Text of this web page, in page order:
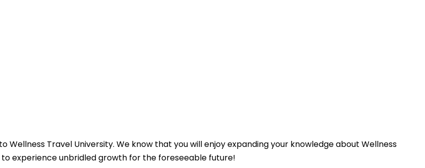
Travel University. We know that you will enjoy expanding your knowledge about Wellness
experience unbridled growth for the foreseeable future!